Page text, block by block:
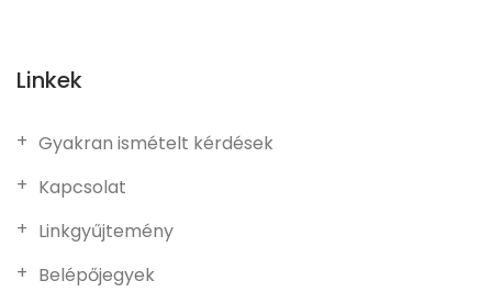
Linkek
Gyakran ismételt kérdések
Kapcsolat
Linkgyűjtemény
Belépőjegyek